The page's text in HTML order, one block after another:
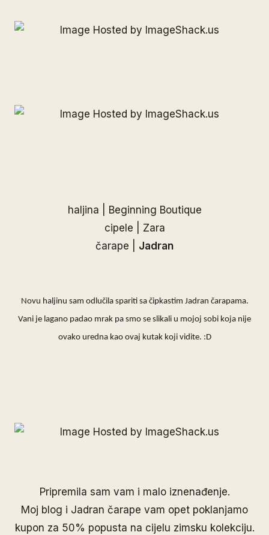
haljina | Beginning Boutique
cipele | Zara
čarape | Jadran
Novu haljinu sam odlučila spariti sa čipkastim Jadran čarapama.
Vani je lagano padao mrak pa smo se slikali u mojoj sobi koja nije
ovako uredna kao ovaj kutak koji vidite. :D
Pripremila sam vam i malo iznenađenje.
Moj blog i Jadran čarape vam opet poklanjamo
kupon za 50% popusta na cijelu zimsku kolekciju.